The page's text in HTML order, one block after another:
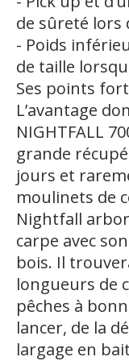
de sûreté lors
- Poids
de taille
Ses points
L’avantage
NIGHTFALL
grande
jours et
moulinets de
Nightfall
carpe avec
bois. Il
longueurs de
pêches à
lancer, de la
largage en